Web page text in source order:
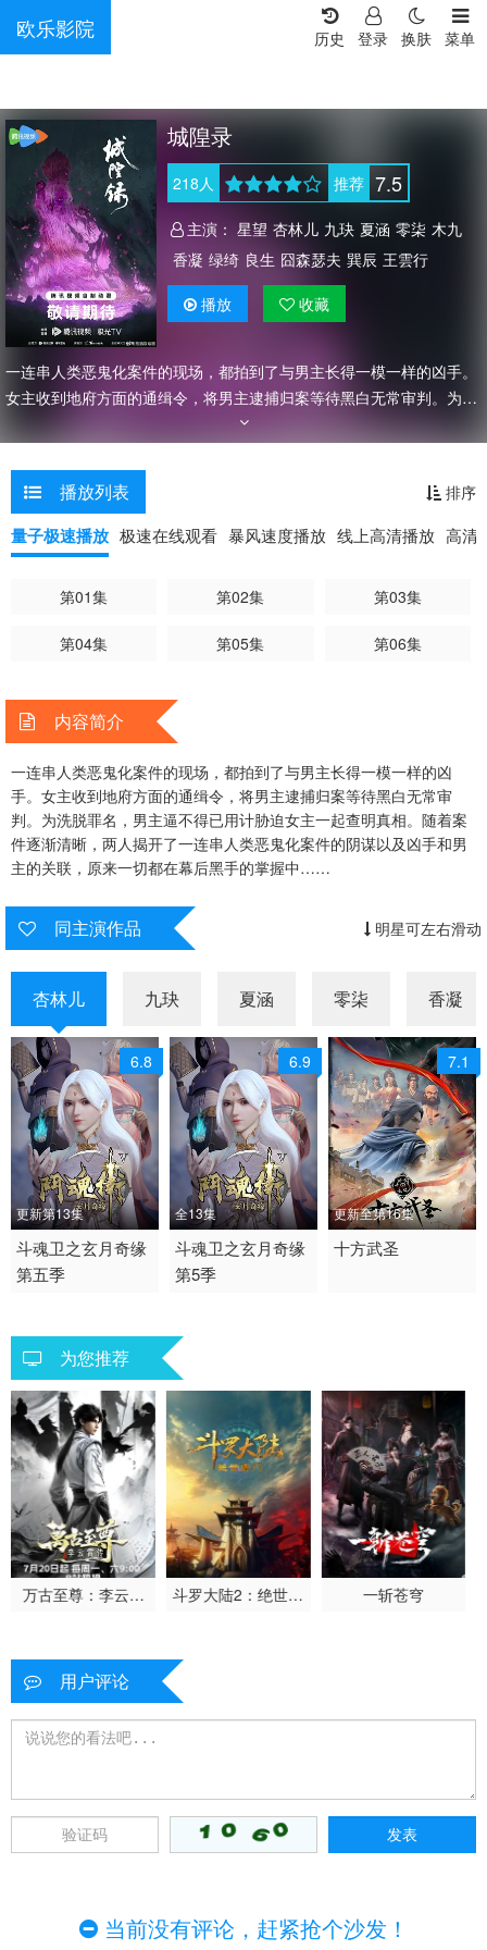
欧乐影院 菜单
换肤
登录
历史
城隍录
218人 推荐 7.5
主演： 星望 杏林儿 九玦 夏涵 零柒 木九
香凝 绿绮 良生 囧森瑟夫 巽辰 王雲行
播放 收藏
一连串人类恶鬼化案件的现场，都拍到了与男主长得一模一样的凶手。
女主收到地府方面的通缉令，将男主逮捕归案等待黑白无常审判。为洗
脱罪名，男主逼不得已用计胁迫女主一起查明真相。随着案件逐渐清
晰，两人揭开了一连串人类恶鬼化案件的阴谋以及凶手和男主的关联，
原来一切都在幕后黑手的掌握中……
播放列表 排序
量子极速播放 极速在线观看 暴风速度播放 线上高清播放 高清
第01集 第02集 第03集
第04集 第05集 第06集
内容简介
一连串人类恶鬼化案件的现场，都拍到了与男主长得一模一样的凶
手。女主收到地府方面的通缉令，将男主逮捕归案等待黑白无常审
判。为洗脱罪名，男主逼不得已用计胁迫女主一起查明真相。随着案
件逐渐清晰，两人揭开了一连串人类恶鬼化案件的阴谋以及凶手和男
主的关联，原来一切都在幕后黑手的掌握中……
同主演作品 明星可左右滑动
杏林儿 九玦 夏涵 零柒 香凝
6.8
更新第13集
2021 / 大陆 / 国语
国产动漫
斗魂卫之玄月奇缘
第五季
6.9
全13集
2021 / 大陆 / 国语
国产动漫
斗魂卫之玄月奇缘
第5季
7.1
更新至第16集
2023 / 中国大陆 / 汉语
十方武圣
为您推荐
万古至尊：李云霄
斗罗大陆2：绝世唐
一斩苍穹
用户评论
当前没有评论，赶紧抢个沙发！